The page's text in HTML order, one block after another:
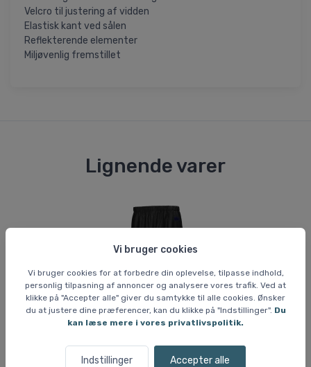
Vi bruger cookies
Vi bruger cookies for at forbedre din oplevelse, tilpasse indhold,
personlig tilpasning af annoncer og analysere vores trafik. Ved at
klikke på "Accepter alle" giver du samtykke til alle cookies. Ønsker
du at justere dine præferencer, kan du klikke på "Indstillinger". Du
kan læse mere i vores privatlivspolitik.
Indstillinger Accepter alle
Velcro til justering af vidden
Elastisk kant ved sålen
Reflekterende elementer
Miljøvenlig fremstillet
Lignende varer